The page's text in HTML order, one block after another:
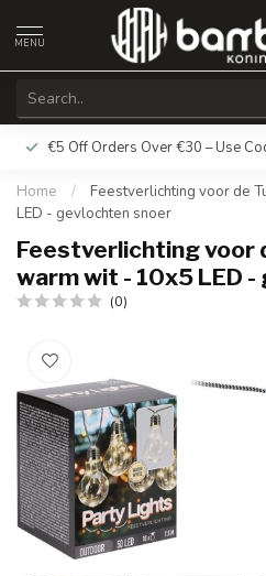
MENU
€5 Off Orders Over €30 – Use
Home /
Feestverlichting voor de
LED - gevlochten snoer
Feestverlichting voor
warm wit - 10x5 LED
(0)